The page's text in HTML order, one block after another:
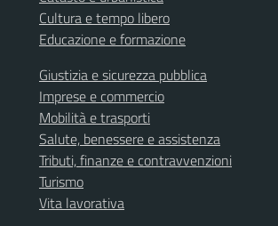
Cultura e tempo libero
Educazione e formazione
Giustizia e sicurezza pubblica
Imprese e commercio
Mobilità e trasporti
Salute, benessere e assistenza
Tributi, finanze e contravvenzioni
Turismo
Vita lavorativa